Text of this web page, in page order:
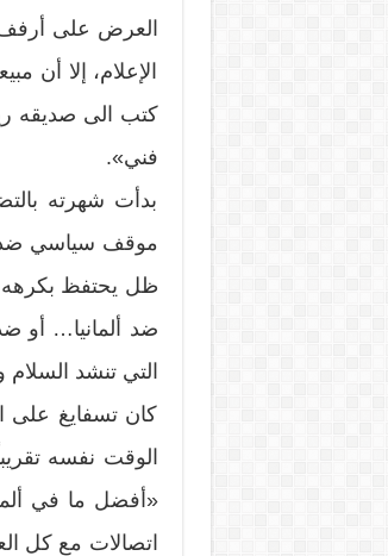
العرض على أرفف
الإعلام، إلا أن
كتب الى صديقه
فني».
بدأت شهرته
موقف سياسي ضد
ظل يحتفظ بكرهه
ضد ألمانيا… أو
التي تنشد
كان تسفايغ على
الوقت نفسه
«أفضل ما في
اتصالات مع كل